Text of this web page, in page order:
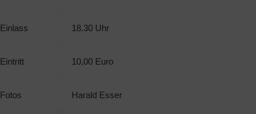
Einlass 18.30 Uhr
Eintritt 10,00 Euro
Fotos Harald Esser